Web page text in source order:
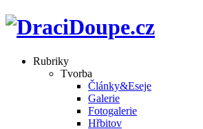
Rubriky
Tvorba
Články&Eseje
Galerie
Fotogalerie
Hřbitov